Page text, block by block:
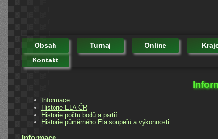
Obsah Turnaj Online
Kontakt
Informace
Historie ELA ČR
Historie počtu bodů a partií
Historie půměrného Ela soupeřů a výkonnosti
Informace